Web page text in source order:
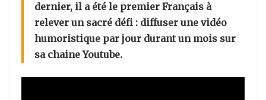
dernier, il a été le premier Français à
relever un sacré défi : diffuser une vidéo
humoristique par jour durant un mois sur
sa chaine Youtube.